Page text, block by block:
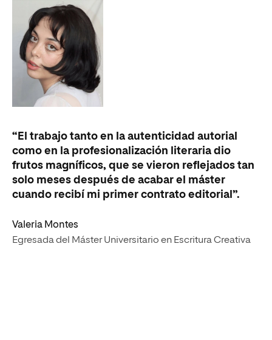
“El trabajo tanto en la autenticidad autorial
como en la profesionalización literaria dio
frutos magníficos, que se vieron reflejados tan
solo meses después de acabar el máster
cuando recibí mi primer contrato editorial”.
Valeria Montes
Egresada del Máster Universitario en Escritura Creativa